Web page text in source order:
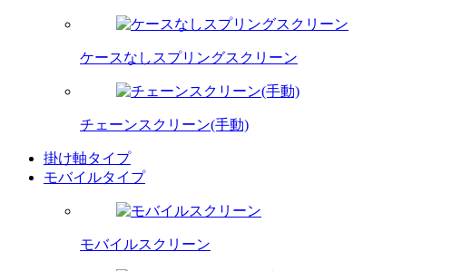
ケースなしスプリングスクリーン
チェーンスクリーン(手動)
掛け軸タイプ
モバイルタイプ
モバイルスクリーン